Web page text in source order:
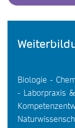
Biologie -
- Laborpraxis